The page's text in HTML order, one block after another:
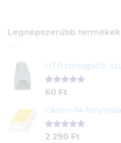
Legnépszerűbb termékek
UTP törésgátló,
Értékelés
ből,
1
értékelés
alapján
60 Ft
Canon A4
Értékelés
2
2 290 Ft